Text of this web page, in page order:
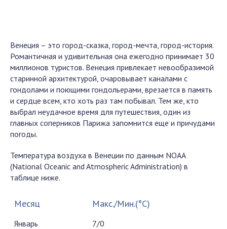
Венеция – это город-сказка, город-мечта, город-история.
Романтичная и удивительная она ежегодно принимает 30
миллионов туристов. Венеция привлекает невообразимой
старинной архитектурой, очаровывает каналами с
гондолами и поющими гондольерами, врезается в память
и сердце всем, кто хоть раз там побывал. Тем же, кто
выбрал неудачное время для путешествия, один из
главных соперников Парижа запомнится еще и причудами
погоды.
Температура воздуха в Венеции по данным NOAA
(National Oceanic and Atmospheric Administration) в
таблице ниже.
Месяц Макс./Мин.(°C)
Январь
7/0